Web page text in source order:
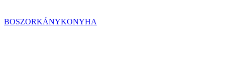
BOSZORKÁNYKONYHA